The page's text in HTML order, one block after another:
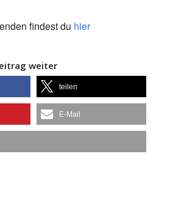
findest du hier
weiter
teilen
E-Mail